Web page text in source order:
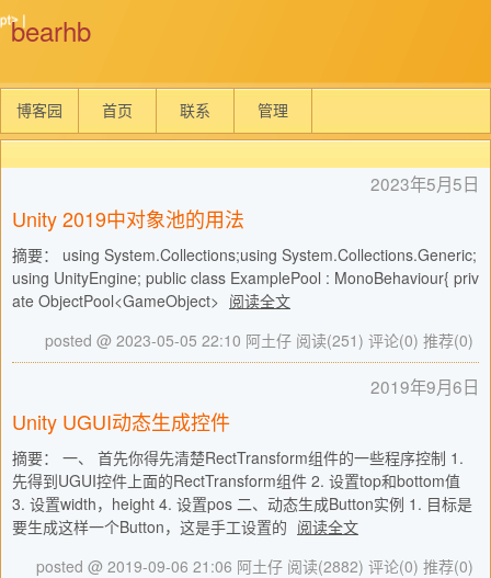
bearhb
博客园 首页 联系 管理
2023年5月5日
Unity 2019中对象池的用法
摘要： using System.Collections;using System.Collections.Generic;
using UnityEngine; public class ExamplePool : MonoBehaviour{ priv
ate ObjectPool<GameObject> 阅读全文
posted @ 2023-05-05 22:10 阿土仔 阅读(251) 评论(0) 推荐(0)
2019年9月6日
Unity UGUI动态生成控件
摘要： 一、 首先你得先清楚RectTransform组件的一些程序控制 1.
先得到UGUI控件上面的RectTransform组件 2. 设置top和bottom值
3. 设置width，height 4. 设置pos 二、动态生成Button实例 1. 目标是
要生成这样一个Button，这是手工设置的 阅读全文
posted @ 2019-09-06 21:06 阿土仔 阅读(2882) 评论(0) 推荐(0)